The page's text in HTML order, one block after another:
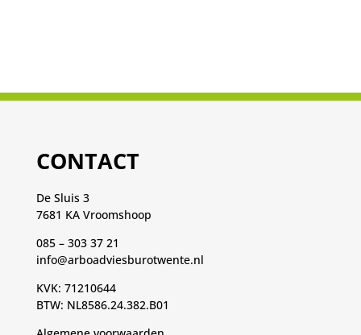
CONTACT
De Sluis 3
7681 KA Vroomshoop
085 – 303 37 21
info@arboadviesburotwente.nl
KVK: 71210644
BTW: NL8586.24.382.B01